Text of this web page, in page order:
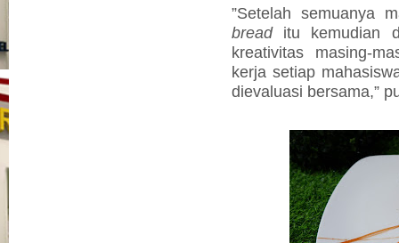
”Setelah semuanya
breaditu kemudian
kreativitas masing-
kerja setiap
dievaluasi bersama,”